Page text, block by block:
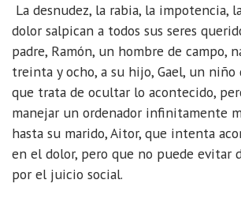
La desnudez, la rabia, la impotencia,
dolor salpican a todos sus seres
padre, Ramón, un hombre de campo,
treinta y ocho, a su hijo, Gael, un niño
que trata de ocultar lo acontecido,
manejar un ordenador infinitamente
hasta su marido, Aitor, que intenta
en el dolor, pero que no puede evitar
por el juicio social.